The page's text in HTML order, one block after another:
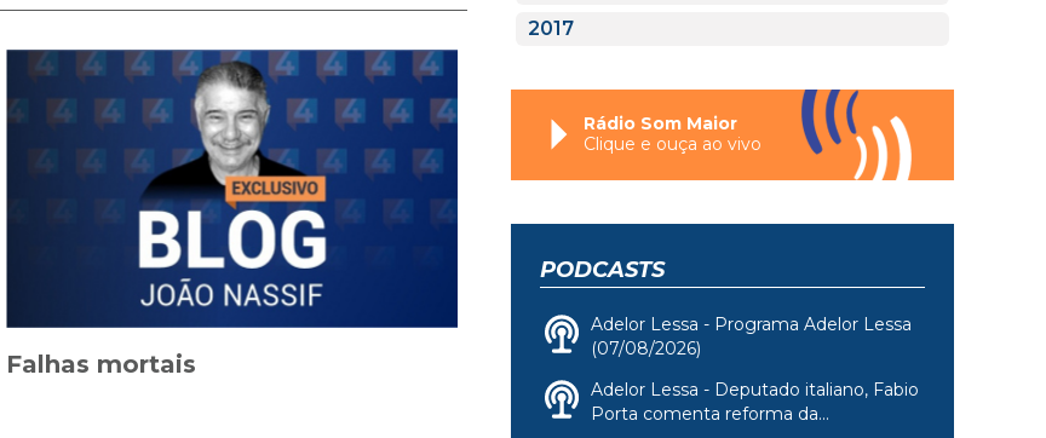
Falhas mortais
2017
Rádio Som Maior
Clique e ouça ao vivo
PODCASTS
Adelor Lessa - Programa Adelor Lessa
(07/08/2026)
Adelor Lessa - Deputado italiano, Fabio
Porta comenta reforma da...